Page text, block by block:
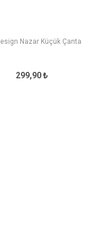
Nazar Küçük Çanta
299,90 ₺